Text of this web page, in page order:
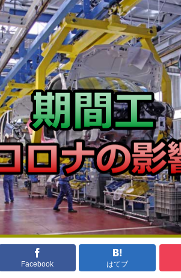
Facebook はてブ